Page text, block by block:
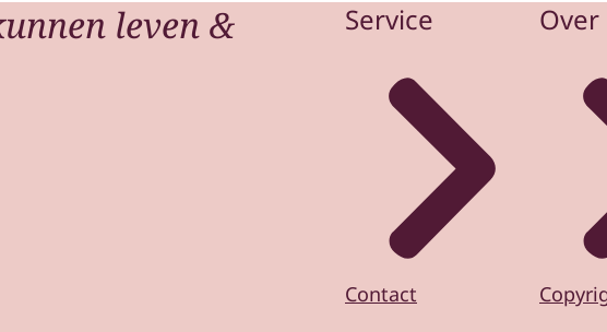
leven &
Service
Contact